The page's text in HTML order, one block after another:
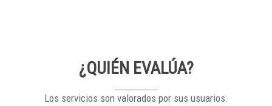
¿QUIÉN EVALÚA?
Los servicios son valorados por sus usuarios.